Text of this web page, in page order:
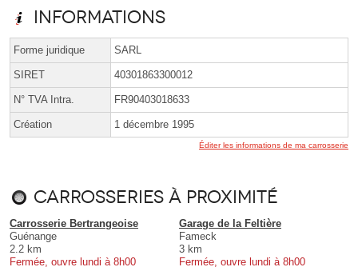
Informations
Forme juridique SARL
SIRET 40301863300012
N° TVA Intra. FR90403018633
Création 1 décembre 1995
Éditer les informations de ma carrosserie
Carrosseries à proximité
Carrosserie Bertrangeoise
Guénange
2.2 km
Fermée, ouvre lundi à 8h00
Garage de la Feltière
Fameck
3 km
Fermée, ouvre lundi à 8h00